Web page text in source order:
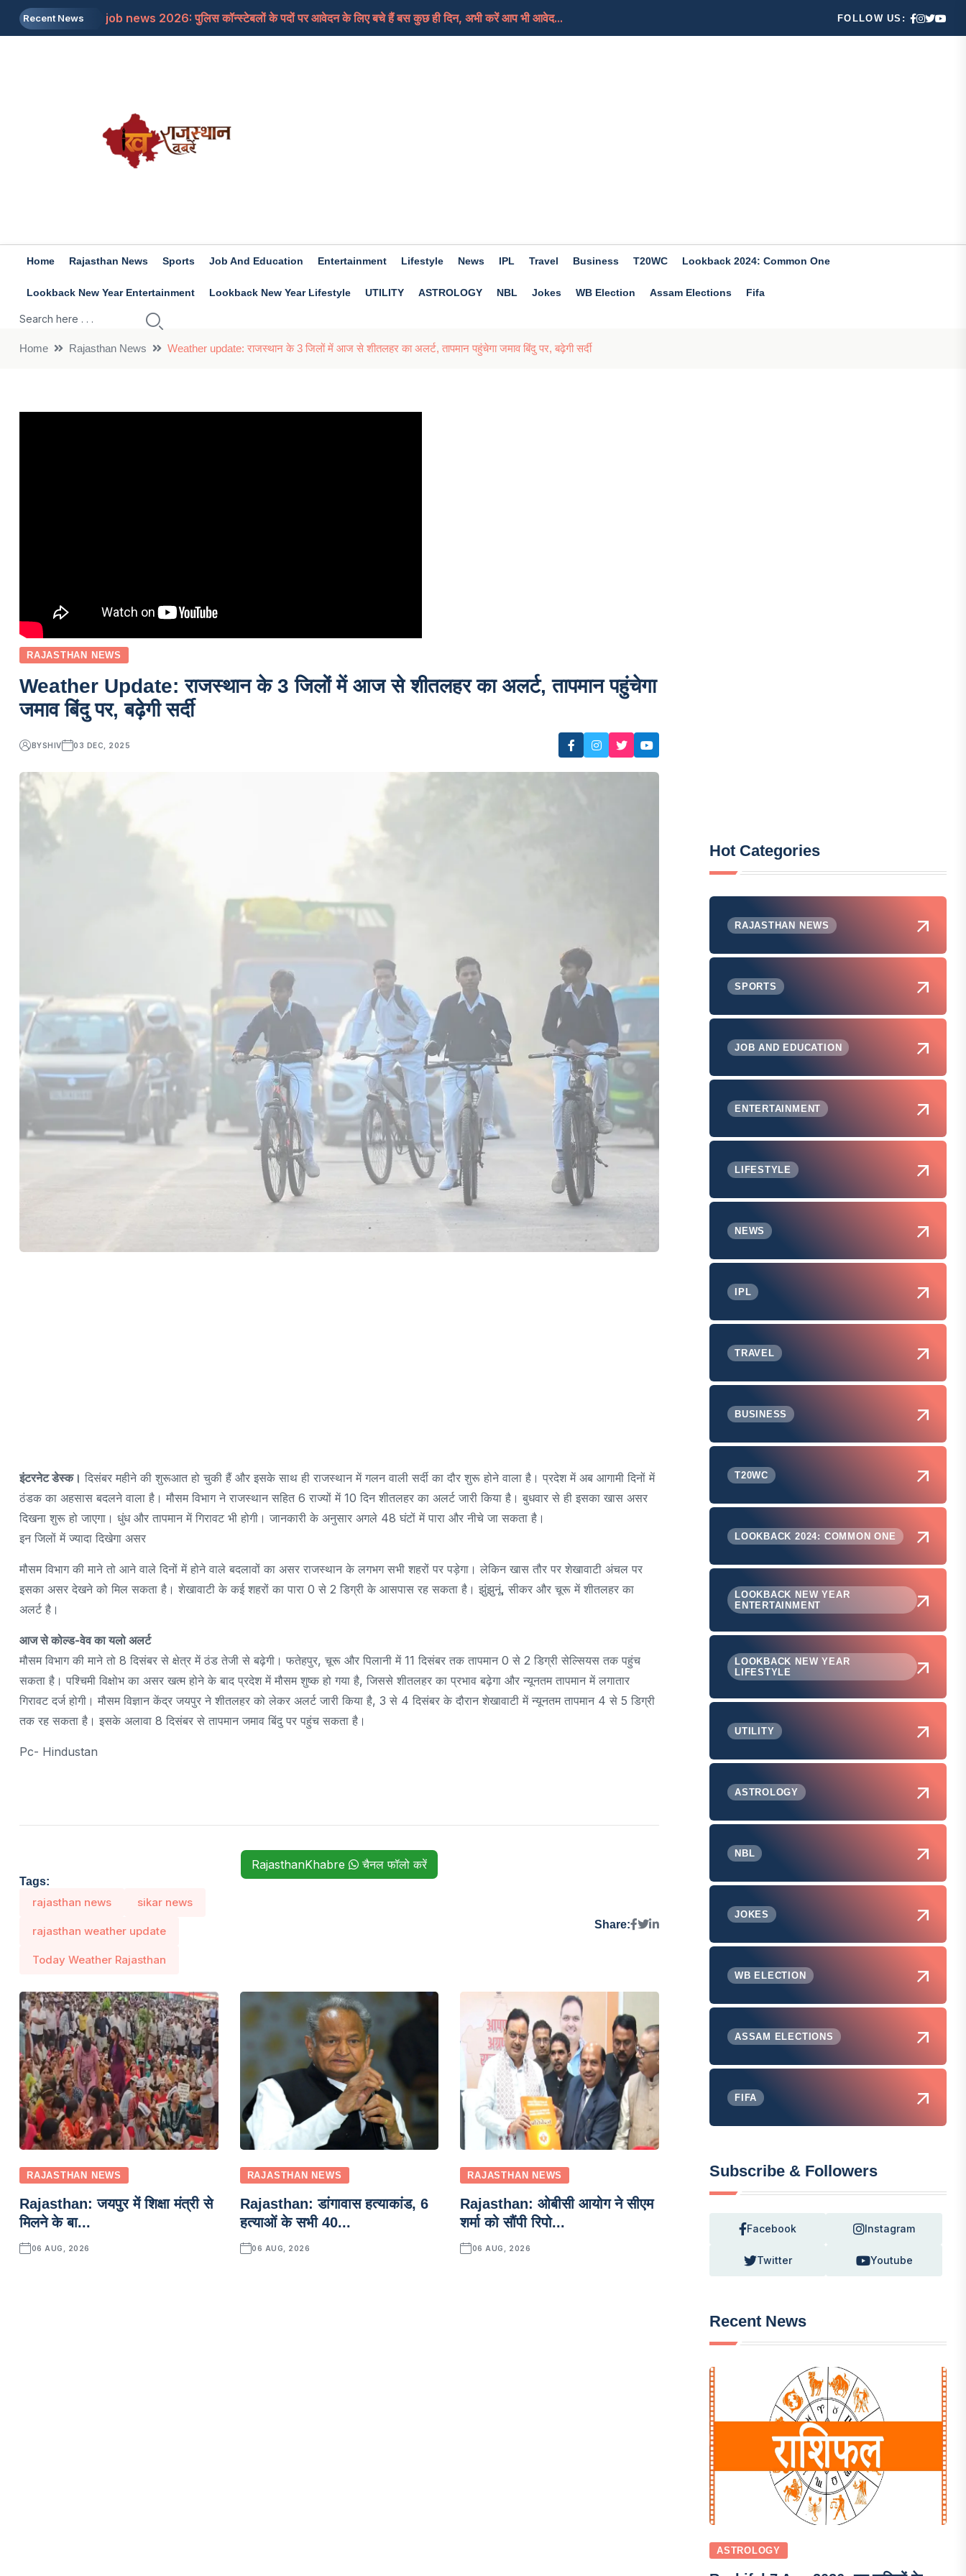
Recent News
job news 2026: पुलिस कॉन्स्टेबलों के पदों पर आवेदन के लिए बचे हैं बस कुछ ही दिन, अभी करें आप भी आवेद...
Rashifal 7 aug 2026: इन राशियों के जातकों के लिए मिला जुला होगा दिन, मिलेगी आपको सफलता, जाने क्या कह...
FOLLOW US:
Home Rajasthan News Sports Job And Education Entertainment Lifestyle News IPL Travel Business T20WC Lookback 2024: Common One
Lookback New Year Entertainment Lookback New Year Lifestyle UTILITY ASTROLOGY NBL Jokes WB Election Assam Elections Fifa
Home Rajasthan News Weather update: राजस्थान के 3 जिलों में आज से शीतलहर का अलर्ट, तापमान पहुंचेगा जमाव बिंदु पर, बढ़ेगी सर्दी
RAJASTHAN NEWS
Weather Update: राजस्थान के 3 जिलों में आज से शीतलहर का अलर्ट, तापमान पहुंचेगा
जमाव बिंदु पर, बढ़ेगी सर्दी
BYSHIV 03 DEC, 2025
इंटरनेट डेस्क। दिसंबर महीने की शुरूआत हो चुकी हैं और इसके साथ ही राजस्थान में गलन वाली सर्दी का दौर शुरू होने वाला है। प्रदेश में अब आगामी दिनों में
ठंडक का अहसास बदलने वाला है। मौसम विभाग ने राजस्थान सहित 6 राज्यों में 10 दिन शीतलहर का अलर्ट जारी किया है। बुधवार से ही इसका खास असर
दिखना शुरू हो जाएगा। धुंध और तापमान में गिरावट भी होगी। जानकारी के अनुसार अगले 48 घंटों में पारा और नीचे जा सकता है।
इन जिलों में ज्यादा दिखेगा असर
मौसम विभाग की माने तो आने वाले दिनों में होने वाले बदलावों का असर राजस्थान के लगभग सभी शहरों पर पड़ेगा। लेकिन खास तौर पर शेखावाटी अंचल पर
इसका असर देखने को मिल सकता है। शेखावाटी के कई शहरों का पारा 0 से 2 डिग्री के आसपास रह सकता है। झुंझुनूं, सीकर और चूरू में शीतलहर का
अलर्ट है।
आज से कोल्ड-वेव का यलो अलर्ट
मौसम विभाग की माने तो 8 दिसंबर से क्षेत्र में ठंड तेजी से बढ़ेगी। फतेहपुर, चूरू और पिलानी में 11 दिसंबर तक तापमान 0 से 2 डिग्री सेल्सियस तक पहुंच
सकता है। पश्चिमी विक्षोभ का असर खत्म होने के बाद प्रदेश में मौसम शुष्क हो गया है, जिससे शीतलहर का प्रभाव बढ़ेगा और न्यूनतम तापमान में लगातार
गिरावट दर्ज होगी। मौसम विज्ञान केंद्र जयपुर ने शीतलहर को लेकर अलर्ट जारी किया है, 3 से 4 दिसंबर के दौरान शेखावाटी में न्यूनतम तापमान 4 से 5 डिग्री
तक रह सकता है। इसके अलावा 8 दिसंबर से तापमान जमाव बिंदु पर पहुंच सकता है।
Pc- Hindustan
RajasthanKhabre चैनल फॉलो करें
Tags:
rajasthan news sikar news
rajasthan weather update
Today Weather Rajasthan
Share:
RAJASTHAN NEWS
Rajasthan: जयपुर में शिक्षा मंत्री से
मिलने के बा...
06 AUG, 2026
RAJASTHAN NEWS
Rajasthan: डांगावास हत्याकांड, 6
हत्याओं के सभी 40...
06 AUG, 2026
RAJASTHAN NEWS
Rajasthan: ओबीसी आयोग ने सीएम
शर्मा को सौंपी रिपो...
06 AUG, 2026
Hot Categories
RAJASTHAN NEWS
SPORTS
JOB AND EDUCATION
ENTERTAINMENT
LIFESTYLE
NEWS
IPL
TRAVEL
BUSINESS
T20WC
LOOKBACK 2024: COMMON ONE
LOOKBACK NEW YEAR
ENTERTAINMENT
LOOKBACK NEW YEAR
LIFESTYLE
UTILITY
ASTROLOGY
NBL
JOKES
WB ELECTION
ASSAM ELECTIONS
FIFA
Subscribe & Followers
Facebook Instagram
Twitter Youtube
Recent News
ASTROLOGY